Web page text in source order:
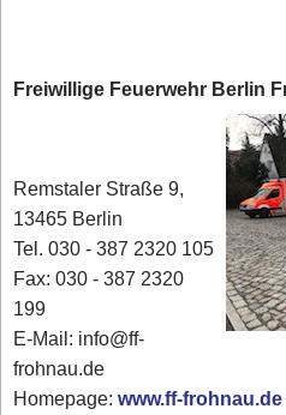
Freiwillige Feuerwehr Berlin
Remstaler Straße 9,
13465 Berlin
Tel. 030 - 387 2320 105
Fax: 030 - 387 2320
199
E-Mail: info@ff-
frohnau.de
Homepage:www.ff-frohnau.de